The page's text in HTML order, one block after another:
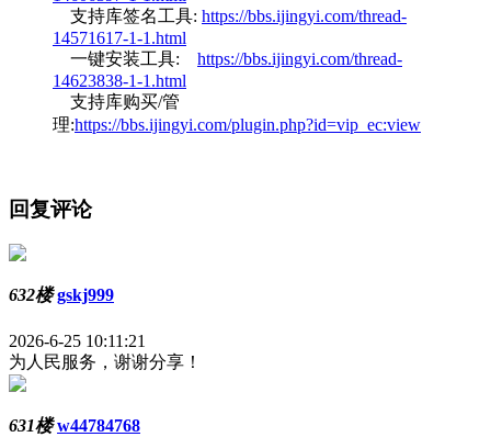
支持库签名工具: https://bbs.ijingyi.com/thread-
14571617-1-1.html
一键安装工具: https://bbs.ijingyi.com/thread-
14623838-1-1.html
支持库购买/管
理:https://bbs.ijingyi.com/plugin.php?id=vip_ec:view
回复评论
632楼 gskj999
2026-6-25 10:11:21
为人民服务，谢谢分享！
631楼 w44784768